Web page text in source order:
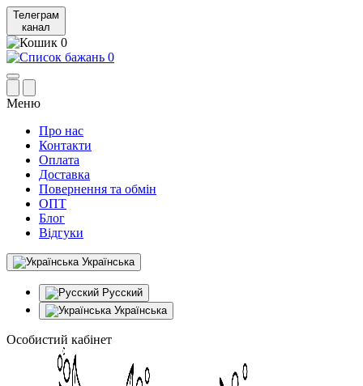
Телеграм
канал
0
0
Меню
Про нас
Контакти
Оплата
Доставка
Повернення та обмін
ОПТ
Блог
Відгуки
Українська
Русский
Українська
Особистий кабінет